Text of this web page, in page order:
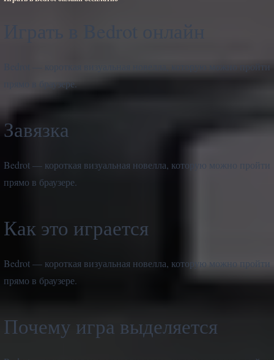
Bedrot — короткая визуальная новелла, которую можно пройти
прямо в браузере.
Завязка
Bedrot — короткая визуальная новелла, которую можно пройти
прямо в браузере.
Как это играется
Bedrot — короткая визуальная новелла, которую можно пройти
прямо в браузере.
Почему игра выделяется